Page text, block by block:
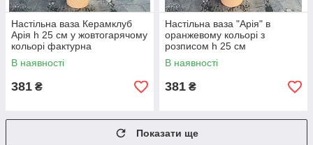
Настільна ваза Керамклуб
Арія h 25 см у жовтогарячому
кольорі фактурна
В наявності
381 ₴
Настільна ваза "Арія" в
оранжевому кольорі з
розписом h 25 см
В наявності
381 ₴
Показати ще